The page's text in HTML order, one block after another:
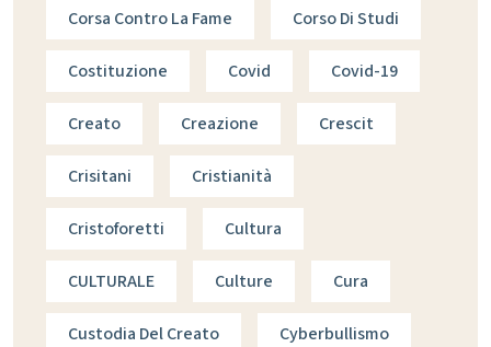
Corsa Contro La Fame Corso Di Studi
Costituzione Covid Covid-19
Creato Creazione Crescit
Crisitani Cristianità
Cristoforetti Cultura
CULTURALE Culture Cura
Custodia Del Creato Cyberbullismo